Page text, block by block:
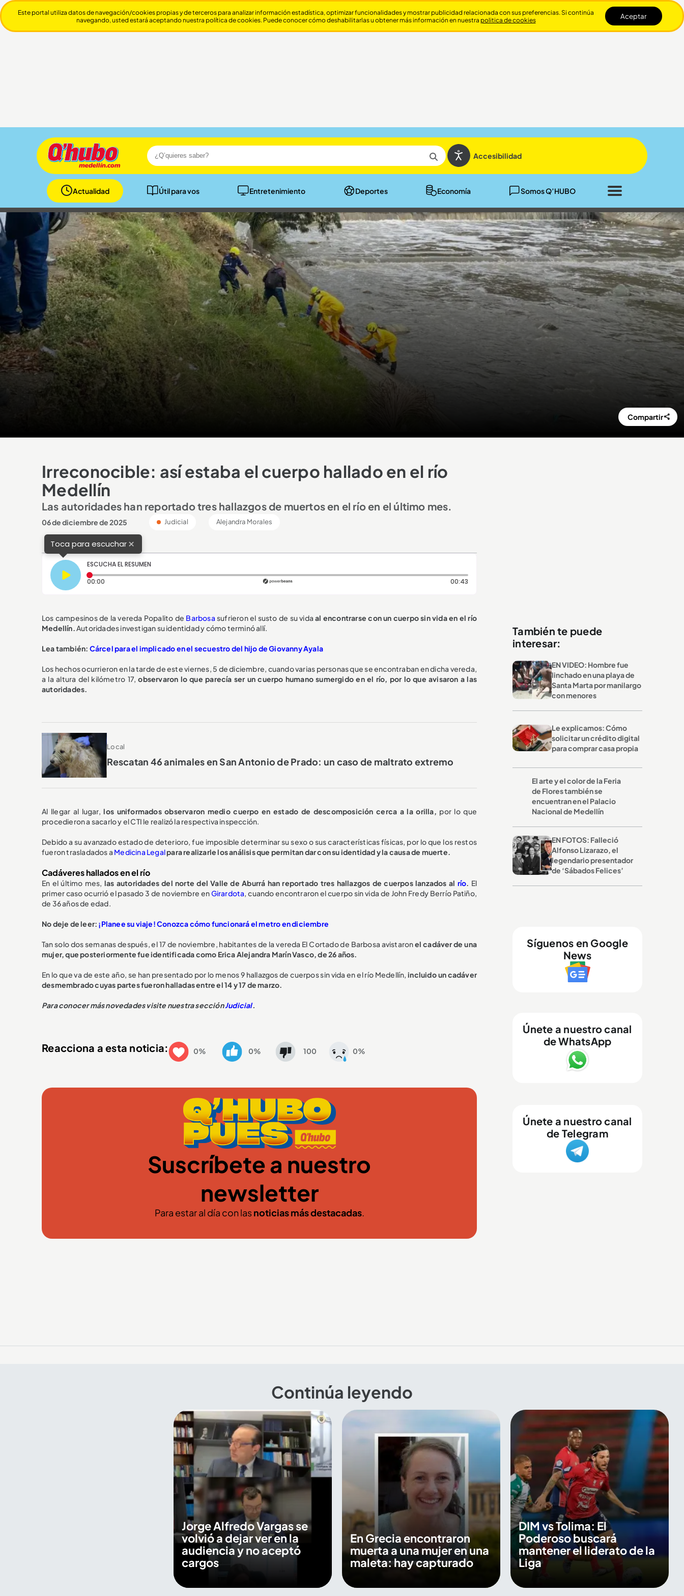
Accesibilidad
Actualidad Útil para vos Entretenimiento Deportes Economía Somos Q’HUBO
Cerrar
Compartir
Irreconocible: así estaba el cuerpo hallado en el río
Medellín
Las autoridades han reportado tres hallazgos de muertos en el río en el último mes.
06 de diciembre de 2025 Judicial Alejandra Morales
Toca para escuchar×
ESCUCHA EL RESUMEN
00:00
00:43Duración: 43 segundos
Los campesinos de la vereda Popalito de Barbosa sufrieron el susto de su vida al encontrarse con un cuerpo sin vida en el río
Medellín.Autoridades investigan su identidad y cómo terminó allí.
Lea también: Cárcel para el implicado en el secuestro del hijo de Giovanny Ayala
Los hechos ocurrieron en la tarde de este viernes, 5 de diciembre, cuando varias personas que se encontraban en dicha vereda,
a la altura del kilómetro 17,observaron lo que parecía ser un cuerpo humano sumergido en el río, por lo que avisaron a las
autoridades.
Local
Rescatan 46 animales en San Antonio de Prado: un caso de maltrato extremo
Al llegar al lugar,los uniformados observaron medio cuerpo en estado de descomposición cerca a la orilla, por lo que
procedieron a sacarlo y el CTI le realizó la respectiva inspección.
Debido a su avanzado estado de deterioro, fue imposible determinar su sexo o sus características físicas, por lo que los restos
fueron trasladados a Medicina Legalpara realizarle los análisis que permitan dar con su identidad y la causa de muerte.
Cadáveres hallados en el río
En el último mes, las autoridades del norte del Valle de Aburrá han reportado tres hallazgos de cuerpos lanzados al río. El
primer caso ocurrió el pasado 3 de noviembre enGirardota, cuando encontraron el cuerpo sin vida de John Fredy Berrío Patiño,
de 36 años de edad.
No deje de leer: ¡Planee su viaje! Conozca cómo funcionará el metro en diciembre
Tan solo dos semanas después, el 17 de noviembre, habitantes de la vereda El Cortado de Barbosa avistaronel cadáver de una
mujer, que posteriormente fue identificada como Erica Alejandra Marín Vasco, de 26 años.
En lo que va de este año, se han presentado por lo menos 9 hallazgos de cuerpos sin vida en el río Medellín, incluido un cadáver
desmembrado cuyas partes fueron halladas entre el 14 y 17 de marzo.
Para conocer más novedades visite nuestra secciónJudicial.
Reacciona a esta noticia: 0% 0% 100 0%
Suscríbete a nuestro
newsletter
Para estar al día con lasnoticias más destacadas.
También te puede
interesar:
EN VIDEO: Hombre fue
linchado en una playa de
Santa Marta por manilargo
con menores
Le explicamos: Cómo
solicitar un crédito digital
para comprar casa propia
El arte y el color de la Feria
de Flores también se
encuentran en el Palacio
Nacional de Medellín
EN FOTOS: Falleció
Alfonso Lizarazo, el
legendario presentador
de ‘Sábados Felices’
Síguenos en Google
News
Únete a nuestro canal
de WhatsApp
Únete a nuestro canal
de Telegram
Continúa leyendo
Jorge Alfredo Vargas se
volvió a dejar ver en la
audiencia y no aceptó
cargos
En Grecia encontraron
muerta a una mujer en una
maleta: hay capturado
DIM vs Tolima: El
Poderoso buscará
mantener el liderato de la
Liga
Este portal utiliza datos de navegación/cookies propias y de terceros para analizar información estadística, optimizar funcionalidades y mostrar publicidad relacionada con sus preferencias. Si continúa
navegando, usted estará aceptando nuestra política de cookies. Puede conocer cómo deshabilitarlas u obtener más información en nuestra politica de cookies Aceptar